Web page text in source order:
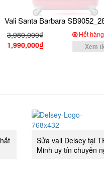
Vali Santa Barbara
3,980,000₫
1,990,000₫
Hết hàng
Xem
Sửa vali Delsey tại
Minh uy tín chuyên